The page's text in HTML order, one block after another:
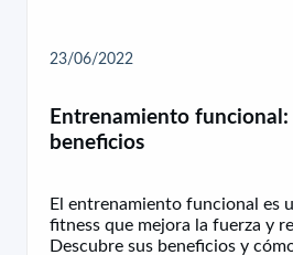
23/06/2022
Entrenamiento funcional:
beneficios
El entrenamiento funcional es
fitness que mejora la fuerza y
Descubre sus beneficios y